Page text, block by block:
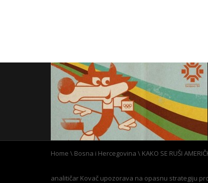
Home \ Bosna i Hercegovina \ KAKO SE RUŠI
analitičar Kovač upozorava na opasnu strategiju